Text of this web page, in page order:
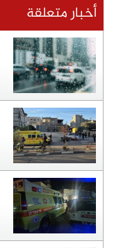
أخبار متعلقة